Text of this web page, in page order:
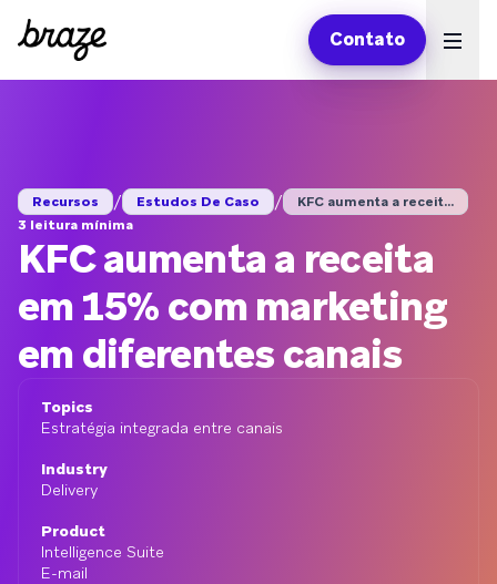
Contato
Recursos / Estudos De Caso /
KFC aumenta a receit...
3 leitura mínima
KFC aumenta a receita
em 15% com marketing
em diferentes canais
Topics
Estratégia integrada entre canais
Industry
Delivery
Product
Intelligence Suite
E-mail